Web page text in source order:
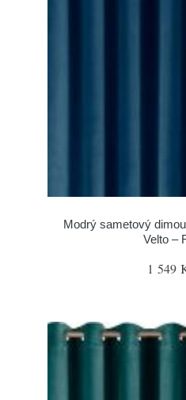
Modrý sametový
Velto –
1 549